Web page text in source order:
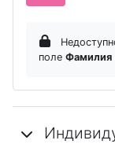
поле Фамилия